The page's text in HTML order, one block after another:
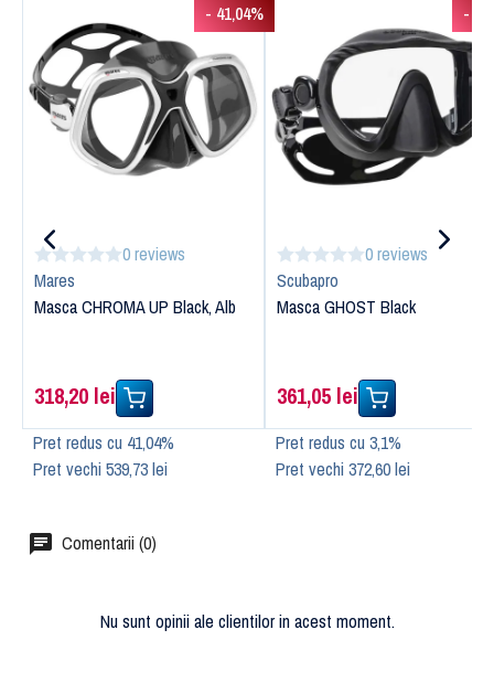
- 41,04%
0 reviews
Mares
Masca CHROMA UP Black, Alb
318,20 lei
Pret redus cu 41,04%
Pret vechi 539,73 lei
-
0 reviews
Scubapro
Masca GHOST Black
361,05 lei
Pret redus cu 3,1%
Pret vechi 372,60 lei
Comentarii (0)
Nu sunt opinii ale clientilor in acest moment.